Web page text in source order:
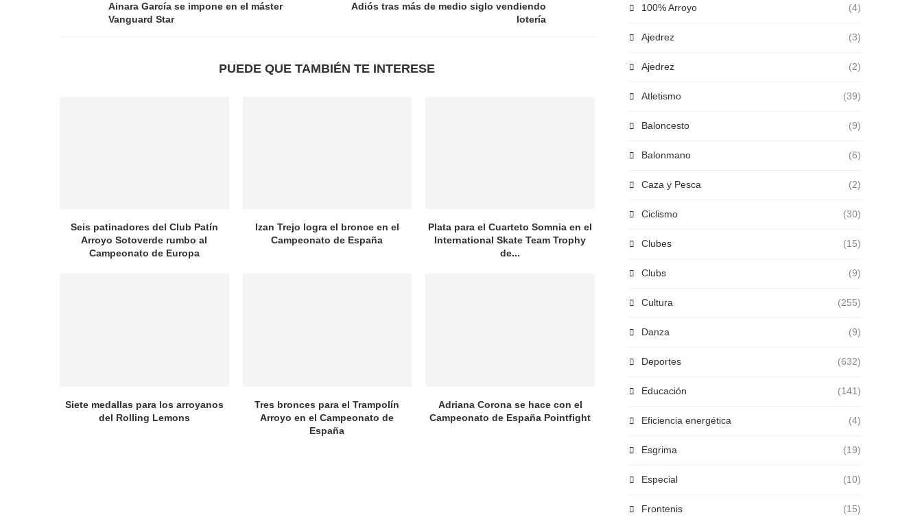
Ainara García se impone en el máster
Vanguard Star
Adiós tras más de medio siglo vendiendo
lotería
PUEDE QUE TAMBIÉN TE INTERESE
Seis patinadores del Club Patín
Arroyo Sotoverde rumbo al
Campeonato de Europa
Izan Trejo logra el bronce en el
Campeonato de España
Plata para el Cuarteto Somnia en el
International Skate Team Trophy
de...
Siete medallas para los arroyanos
del Rolling Lemons
Tres bronces para el Trampolín
Arroyo en el Campeonato de
España
Adriana Corona se hace con el
Campeonato de España Pointfight
100% Arroyo (4)
Ajedrez (3)
Ajedrez (2)
Atletismo (39)
Baloncesto (9)
Balonmano (6)
Caza y Pesca (2)
Ciclismo (30)
Clubes (15)
Clubs (9)
Cultura (255)
Danza (9)
Deportes (632)
Educación (141)
Eficiencia energética (4)
Esgrima (19)
Especial (10)
Frontenis (15)